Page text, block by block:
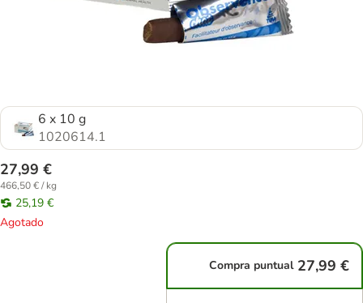
6 x 10 g
1020614.1
27,99 €
466,50 € / kg
25,19 €
Agotado
Compra puntual 27,99 €